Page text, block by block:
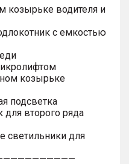
козырьке водителя и
с емкостью
козырьке
подсветка
второго ряда
светильники для